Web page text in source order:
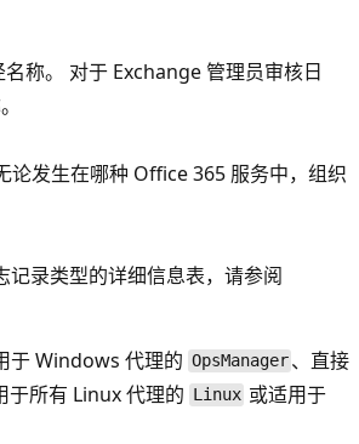
称。 对于 Exchange 管理员审核日
发生在哪种 Office 365 服务中，组织
录类型的详细信息表，请参阅
于 Windows 代理的 OpsManager 、直接
所有 Linux 代理的 Linux 或适用于